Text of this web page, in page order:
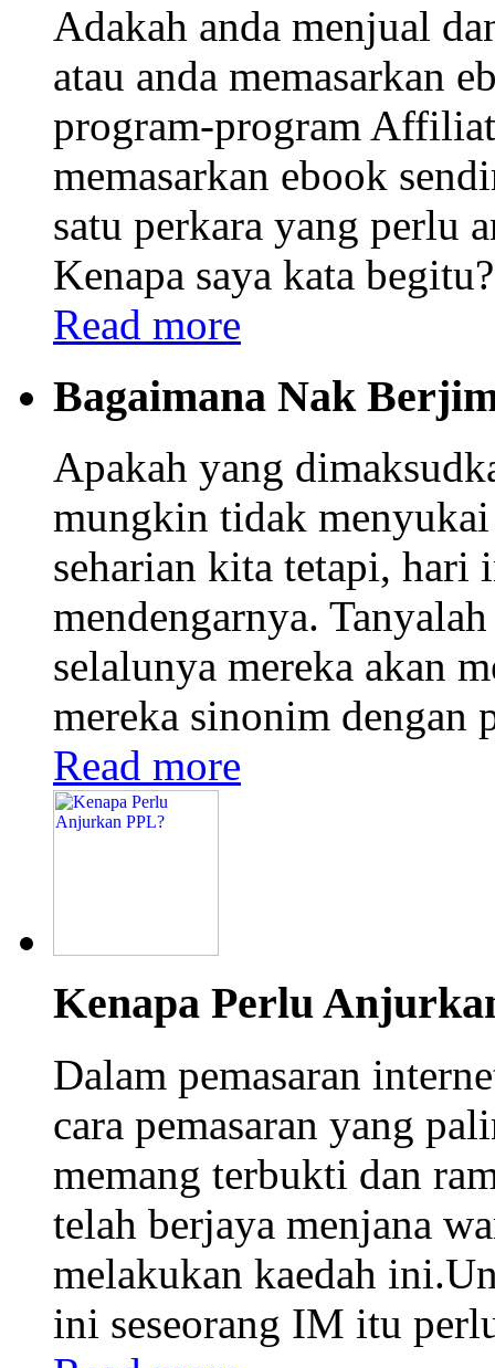
Adakah anda menjual
atau anda memasarkan
program-program
memasarkan ebook
satu perkara yang perlu
Kenapa saya kata
Read more
Bagaimana Nak
Apakah yang
mungkin tidak
seharian kita tetapi, hari
mendengarnya.
selalunya mereka akan
mereka sinonim dengan
Read more
Kenapa Perlu
Dalam pemasaran
cara pemasaran yang
memang terbukti dan
telah berjaya menjana
melakukan kaedah
ini seseorang IM itu